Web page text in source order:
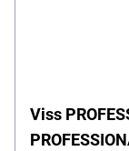
Viss